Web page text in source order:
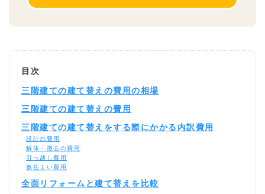
目次
三階建ての建て替えの費用の相場
三階建ての建て替えの費用
三階建ての建て替えをする際にかかる内訳費用
設計の費用
解体・撤去の費用
引っ越し費用
仮住まい費用
全面リフォームと建て替えを比較